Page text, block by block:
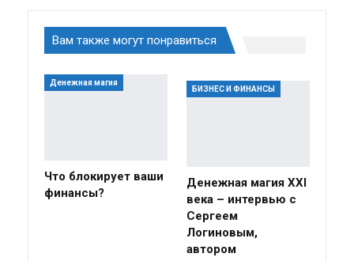
Вам также могут понравиться
Денежная магия
Что блокирует ваши
финансы?
БИЗНЕС И ФИНАНСЫ
Денежная магия XXI
века – интервью с
Сергеем
Логиновым,
автором